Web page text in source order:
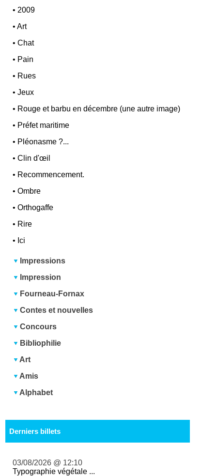
• 2009
•Art
•Chat
• Pain
• Rues
•Jeux
• Rouge et barbu en décembre (une autre image)
• Préfet maritime
• Pléonasme ?...
•Clin d'œil
• Recommencement.
•Ombre
•Orthogaffe
• Rire
• Ici
Impressions
Impression
Fourneau-Fornax
Contes et nouvelles
Concours
Bibliophilie
Art
Amis
Alphabet
Derniers billets
03/08/2026 @ 12:10
Typographie végétale ...